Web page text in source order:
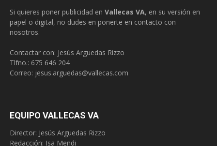
Si quieres poner publicidad en Vallecas VA, en su versión en
papel o digital, no dudes en ponerte en contacto con
nosotros.
Contactar con: Jesús Arguedas Rizzo
Tlfno.: 675 646 204
Correo: jesus.arguedas@vallecas.com
EQUIPO VALLECAS VA
Director: Jesús Arguedas Rizzo
Redacción: Isa Mendi